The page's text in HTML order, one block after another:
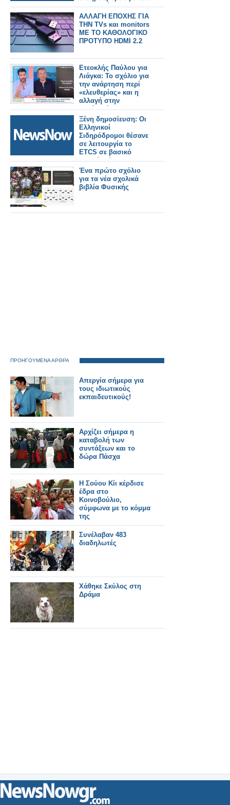
ηλεκτρικά και
υβριδικά τρένα.
ΑΛΛΑΓΗ ΕΠΟΧΗΣ ΓΙΑ
ΤΗΝ TVs και monitors
ΜΕ ΤΟ ΚΑΘΟΛΟΓΙΚΟ
ΠΡΟΤΥΠΟ HDMI 2.2
Ετεοκλής Παύλου για
Λιάγκα: Το σχόλιο για
την ανάρτηση περί
«ελευθερίας» και η
αλλαγή στην
εμφάνισή του
Ξένη δημοσίευση: Οι
Ελληνικοί
Σιδηρόδρομοι θέσανε
σε λειτουργία το
ETCS σε βασικό
διεθνή διάδρομο.
Ένα πρώτο σχόλιο
για τα νέα σχολικά
βιβλία Φυσικής
ΠΡΟΗΓΟΥΜΕΝΑ ΑΡΘΡΑ
Απεργία σήμερα για
τους ιδιωτικούς
εκπαιδευτικούς!
Αρχίζει σήμερα η
καταβολή των
συντάξεων και το
δώρα Πάσχα
Η Σούου Κίι κέρδισε
έδρα στο
Κοινοβούλιο,
σύμφωνα με το κόμμα
της
Συνέλαβαν 483
διαδηλωτές
Χάθηκε Σκύλος στη
Δράμα